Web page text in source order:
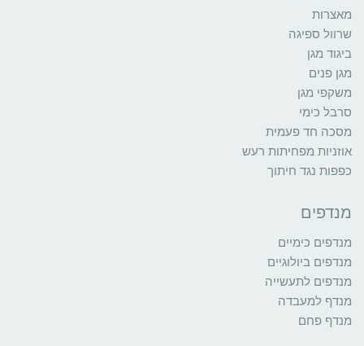
מאצרות
שרוול ספיגה
ביגוד מגן
מגן פנים
משקפי מגן
סרבל כימי
מסכה חד פעמית
אוזניות מפחיתות רעש
כפפות נגד חיתוך
מנדפים
מנדפים כימיים
מנדפים ביולוגיים
מנדפים לתעשייה
מנדף למעבדה
מנדף פחם